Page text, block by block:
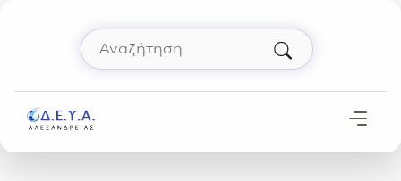
Αναζήτηση